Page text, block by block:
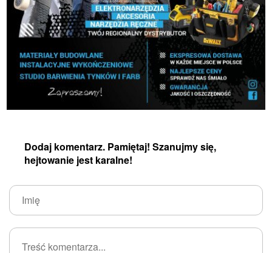
Dodaj komentarz. Pamiętaj! Szanujmy się,
hejtowanie jest karalne!